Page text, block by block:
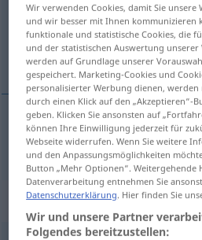
traf
Übersicht aller
(Für mehr Details die Übersetzung
traf → siehe „treffen“
Beispielsätze für
Wir verwenden Cookies, damit Sie unsere
und wir besser mit Ihnen kommunizieren
funktionale und statistische Cookies, die
und der statistischen Auswertung
werden auf Grundlage unserer
gespeichert. Marketing-Cookies und
personalisierter Werbung dienen,
durch einen Klick auf den „Akzeptieren“-
geben. Klicken Sie ansonsten auf
können Ihre Einwilligung jederzeit für
Webseite widerrufen. Wenn Sie weitere
und den Anpassungsmöglichkeiten
Button „Mehr Optionen“. Weitergehende
Datenverarbeitung entnehmen Sie
Datenschutzerklärung. Hier finden Sie
Wir und unsere Partner
Folgendes bereitzustellen: